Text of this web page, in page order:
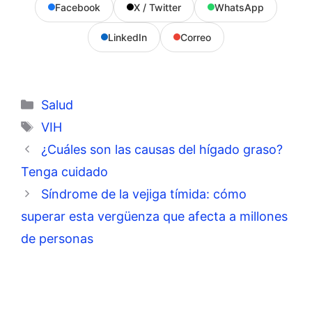
Facebook X / Twitter WhatsApp
LinkedIn Correo
Categorías
Salud
Etiquetas
VIH
¿Cuáles son las causas del hígado graso?
Tenga cuidado
Síndrome de la vejiga tímida: cómo
superar esta vergüenza que afecta a millones
de personas